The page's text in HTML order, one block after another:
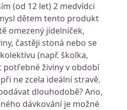
(od 12 let) 2 medvídci
dětem tento produkt
omezený jídelníček,
častěji stoná nebo se
(např. školka,
potřebné živiny v období
ne zcela ideální stravě.
dlouhodobě? Ano,
dávkování je možné